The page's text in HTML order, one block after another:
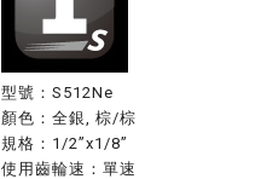
型號：S512Ne
顏色：全銀, 棕/棕
規格：1/2”x1/8”
使用齒輪速：單速